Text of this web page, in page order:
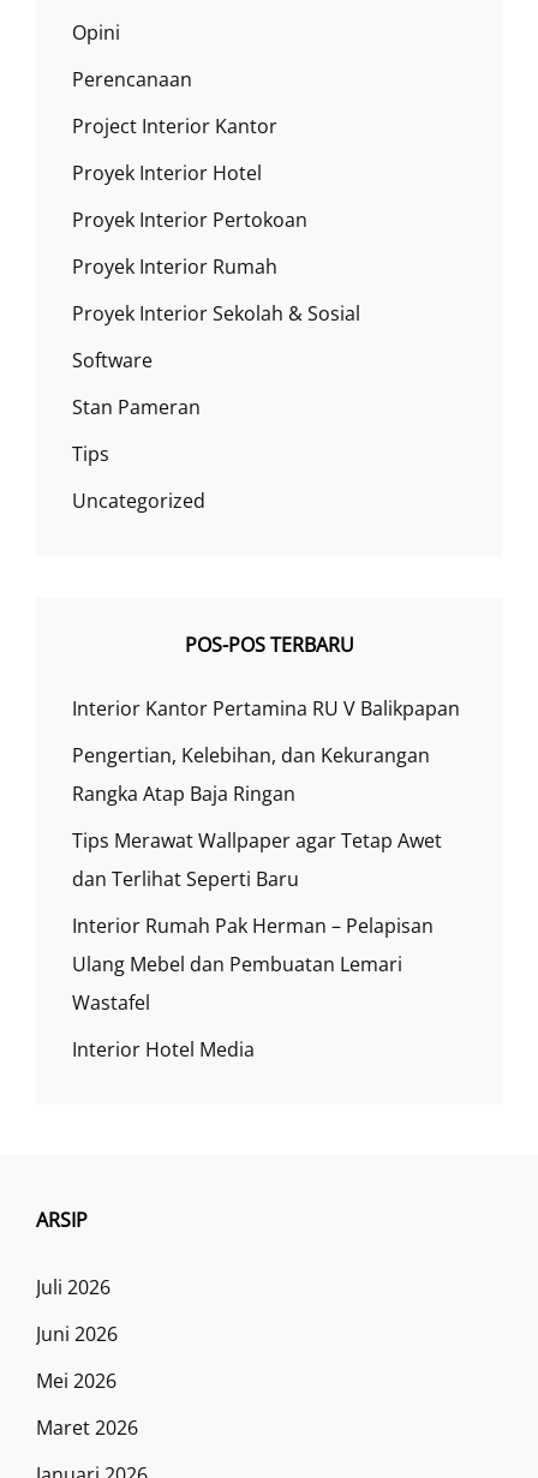
Opini
Perencanaan
Project Interior Kantor
Proyek Interior Hotel
Proyek Interior Pertokoan
Proyek Interior Rumah
Proyek Interior Sekolah & Sosial
Software
Stan Pameran
Tips
Uncategorized
POS-POS TERBARU
Interior Kantor Pertamina RU V Balikpapan
Pengertian, Kelebihan, dan Kekurangan
Rangka Atap Baja Ringan
Tips Merawat Wallpaper agar Tetap Awet
dan Terlihat Seperti Baru
Interior Rumah Pak Herman – Pelapisan
Ulang Mebel dan Pembuatan Lemari
Wastafel
Interior Hotel Media
ARSIP
Juli 2026
Juni 2026
Mei 2026
Maret 2026